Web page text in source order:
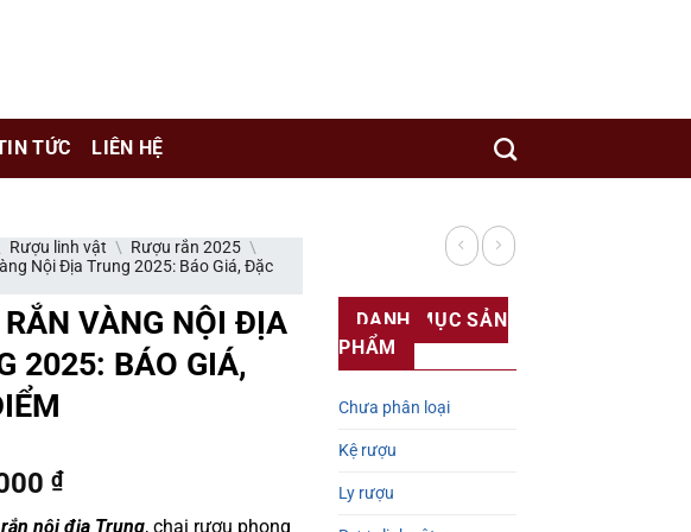
TỨC LIÊN HỆ
Rượu linh vật \ Rượu rắn 2025 \
Nội Địa Trung 2025: Báo Giá, Đặc
RẮN VÀNG NỘI ĐỊA
2025: BÁO GIÁ,
₫
nội địa Trung, chai rượu phong
DANH MỤC SẢN
PHẨM
Chưa phân loại
Kệ rượu
Ly rượu